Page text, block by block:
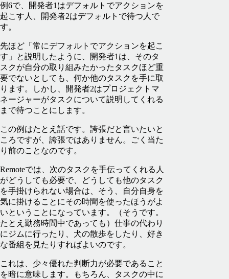
例6で、開発者1はデフォルトでアクションを
起こす人、開発者2はデフォルトで待つ人で
す。
先ほど「常にデフォルトでアクションを起こ
す」と説明したように、開発者1は、そのタ
スクが自分の取り組みたかったタスクほど重
要でないとしても、何か他のタスクを手に取
ります。しかし、開発者2はプロジェクトマ
ネージャーがタスクについて説明してくれる
まで待つことにします。
この例はたとえ話です。誇張だと言いたいと
ころですが、誇張ではありません。ごく当た
り前のことなのです。
Remoteでは、次のタスクを手伝ってくれる人
がどうしても必要で、どうしても他のタスク
を手掛けられない場合は、そう、自分自身を
気に掛けることにその時間を使ったほうがよ
いということになっています。（そうです。
たとえ勤務時間中であっても）仕事の代わり
にジムに行ったり、犬の散歩をしたり、好き
な番組を見たりすればよいのです。
これは、少々優れた判断力が必要であること
を暗に意味します。もちろん、タスクの中に